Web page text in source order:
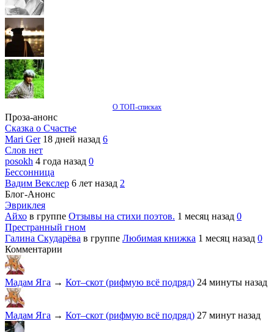
О ТОП-списках
Проза-анонс
Сказка о Счастье
Mari Ger 18 дней назад 6
Слов нет
posokh 4 года назад 0
Бессонница
Вадим Векслер 6 лет назад 2
Блог-Анонс
Эвриклея
Айхо в группе Отзывы на стихи поэтов. 1 месяц назад 0
Престранный гном
Галина Скударёва в группе Любимая книжка 1 месяц назад 0
Комментарии
Мадам Яга → Кот–скот (рифмую всё подряд) 24 минуты назад
Мадам Яга → Кот–скот (рифмую всё подряд) 27 минут назад